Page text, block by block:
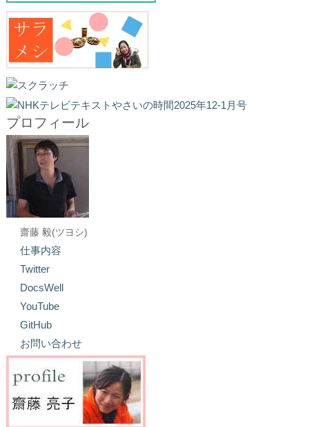
プロフィール
齋藤 毅(ツヨシ)
仕事内容
Twitter
DocsWell
YouTube
GitHub
お問い合わせ